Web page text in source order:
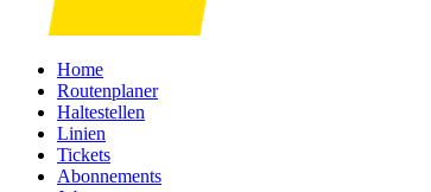
Home
Routenplaner
Haltestellen
Linien
Tickets
Abonnements